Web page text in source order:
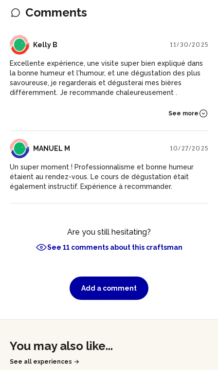
Comments
KB Kelly B 11/30/2025
Excellente expérience, une visite super bien expliqué dans
la bonne humeur et l'humour, et une dégustation des plus
savoureuse, je regarderais et dégusterai mes bières
différemment. Je recommande chaleureusement .
See more
MM MANUEL M 10/27/2025
Un super moment ! Professionnalisme et bonne humeur
étaient au rendez-vous. Le cours de dégustation était
également instructif. Expérience à recommander.
Are you still hesitating?
See 11 comments about this craftsman
Add a comment
You may also like...
See all experiences